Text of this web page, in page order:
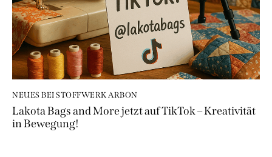
NEUES BEI STOFFWERK ARBON
Lakota Bags and More jetzt auf TikTok – Kreativität
in Bewegung!